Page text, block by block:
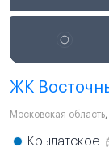
ЖК
Московская область,
Крылатское